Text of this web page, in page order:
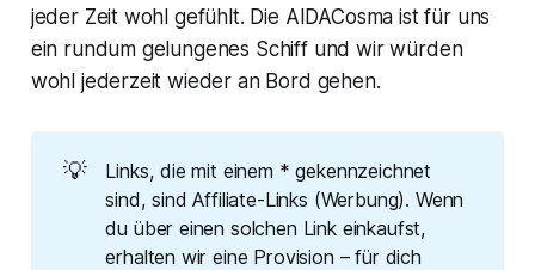
jeder Zeit wohl gefühlt. Die AIDACosma ist für uns
ein rundum gelungenes Schiff und wir würden
wohl jederzeit wieder an Bord gehen.
💡
Links, die mit einem * gekennzeichnet
sind, sind Affiliate-Links (Werbung). Wenn
du über einen solchen Link einkaufst,
erhalten wir eine Provision – für dich